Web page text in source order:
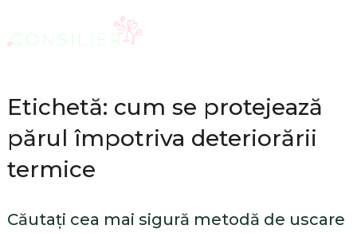
Etichetă: cum se protejează
părul împotriva deteriorării
termice
Căutați cea mai sigură metodă de uscare